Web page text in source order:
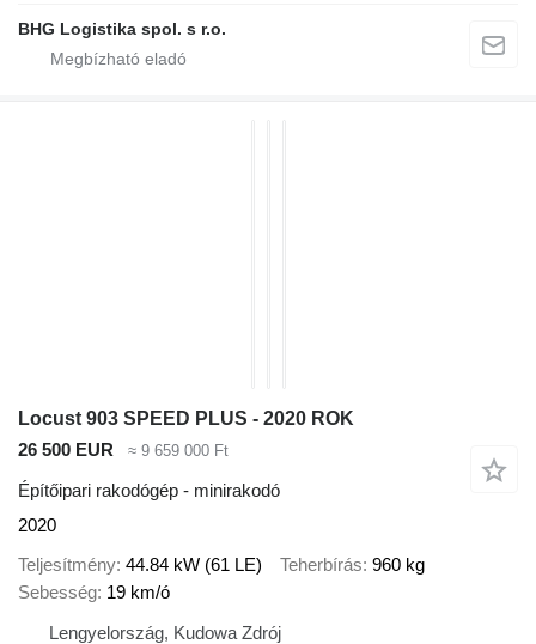
BHG Logistika spol. s r.o.
Locust 903 SPEED PLUS - 2020 ROK
26 500 EUR
≈ 9 659 000 Ft
Építőipari rakodógép - minirakodó
2020
Teljesítmény 44.84 kW (61 LE) Teherbírás 960 kg
Sebesség 19 km/ó
Lengyelország, Kudowa Zdrój